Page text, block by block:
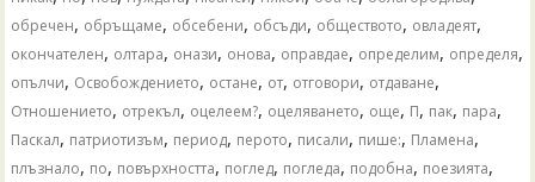
обречен, обръщаме, обсебени, обсъди, обществото, овладеят,
окончателен, олтара, онази, онова, оправдае, определим, определя,
опълчи, Освобождението, остане, от, отговори, отдаване,
Отношението, отрекъл, оцелеем?, оцеляването, още, П, пак, пара,
Паскал, патриотизъм, период, перото, писали, пише:, Пламена,
плъзнало, по, повърхността, поглед, погледа, подобна, поезията,